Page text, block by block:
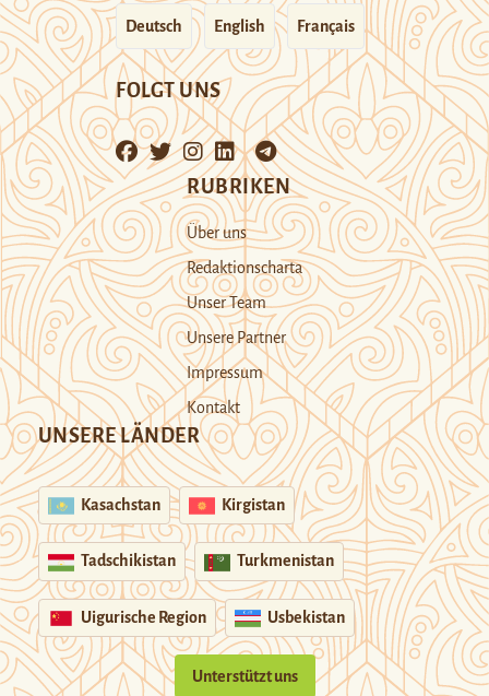
Deutsch English Français
FOLGT UNS
RUBRIKEN
Über uns
Redaktionscharta
Unser Team
Unsere Partner
Impressum
Kontakt
UNSERE LÄNDER
Kasachstan Kirgistan
Tadschikistan Turkmenistan
Uigurische Region Usbekistan
Unterstützt uns